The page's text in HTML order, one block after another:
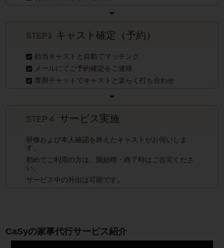
STEP3 キャスト確定（予約）
担当キャストと自動でマッチング
メールにてご予約確定をご連絡
専用チャットでキャストと楽らく打ち合わせ
STEP４ サービス実施
研修および本人確認を終えたキャストがお伺いしま
す。
初めてご利用の方は、開始時・終了時はご在宅くださ
い。
サービス中の外出は可能です。
CaSyの家事代行サービス紹介